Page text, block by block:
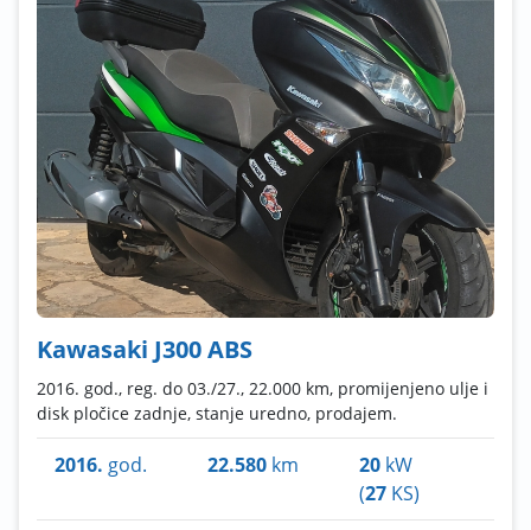
Kawasaki J300 ABS
2016. god., reg. do 03./27., 22.000 km, promijenjeno ulje i
disk pločice zadnje, stanje uredno, prodajem.
2016. god. 22.580km 20 kW
(27 KS)